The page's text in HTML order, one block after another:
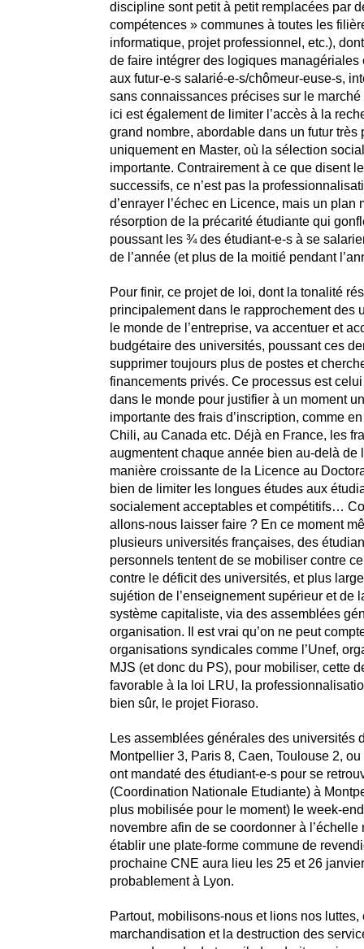
discipline sont petit à petit remplacées par
compétences » communes à toutes les
informatique, projet professionnel, etc.),
de faire intégrer des logiques managériales
aux futur-e-s salarié-e-s/chômeur-euse-s,
sans connaissances précises sur le marché
ici est également de limiter l’accès à la
grand nombre, abordable dans un futur très
uniquement en Master, où la sélection
importante. Contrairement à ce que disent
successifs, ce n’est pas la
d’enrayer l’échec en Licence, mais un plan
résorption de la précarité étudiante qui
poussant les ¾ des étudiant-e-s à se
de l’année (et plus de la moitié pendant
Pour finir, ce projet de loi, dont la tonalité
principalement dans le rapprochement des
le monde de l’entreprise, va accentuer et
budgétaire des universités, poussant ces
supprimer toujours plus de postes et
financements privés. Ce processus est
dans le monde pour justifier à un moment
importante des frais d’inscription, comme
Chili, au Canada etc. Déjà en France, les
augmentent chaque année bien au-delà de
manière croissante de la Licence au
bien de limiter les longues études aux
socialement acceptables et compétitifs…
allons-nous laisser faire ? En ce moment
plusieurs universités françaises, des
personnels tentent de se mobiliser contre
contre le déficit des universités, et plus
sujétion de l’enseignement supérieur et de
système capitaliste, via des assemblées
organisation. Il est vrai qu’on ne peut
organisations syndicales comme l’Unef,
MJS (et donc du PS), pour mobiliser, cette
favorable à la loi LRU, la
bien sûr, le projet Fioraso.
Les assemblées générales des universités
Montpellier 3, Paris 8, Caen, Toulouse 2,
ont mandaté des étudiant-e-s pour se
(Coordination Nationale Etudiante) à
plus mobilisée pour le moment) le week-
novembre afin de se coordonner à l’échelle
établir une plate-forme commune de
prochaine CNE aura lieu les 25 et 26
probablement à Lyon.
Partout, mobilisons-nous et lions nos luttes,
marchandisation et la destruction des